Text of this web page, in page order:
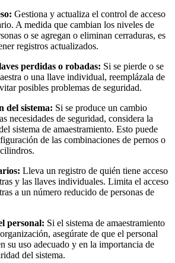
Gestiona y actualiza el control de acceso
A medida que cambian los niveles de
o se agregan o eliminan cerraduras, es
registros actualizados.
perdidas o robadas: Si se pierde o se
o una llave individual, reemplázala de
posibles problemas de seguridad.
del sistema: Si se produce un cambio
necesidades de seguridad, considera la
sistema de amaestramiento. Esto puede
de las combinaciones de pernos o
Lleva un registro de quién tiene acceso
y las llaves individuales. Limita el acceso
a un número reducido de personas de
personal: Si el sistema de amaestramiento
asegúrate de que el personal
su uso adecuado y en la importancia de
del sistema.